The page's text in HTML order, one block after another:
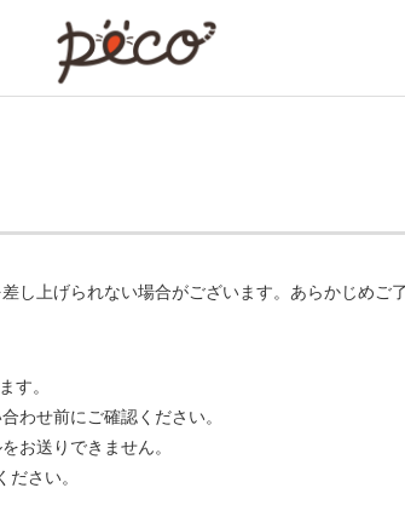
し上げられない場合がございます。あらかじめご
す。
わせ前にご確認ください。
お送りできません。
さい。